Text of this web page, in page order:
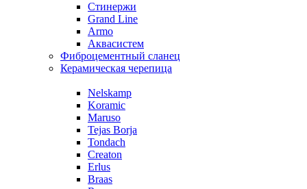
Стинержи
Grand Line
Armo
Аквасистем
Фиброцементный сланец
Керамическая черепица
Nelskamp
Koramic
Maruso
Tejas Borja
Tondach
Creaton
Erlus
Braas